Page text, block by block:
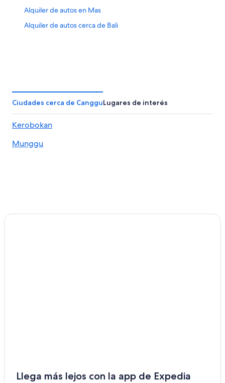
Alquiler de autos en Mas
Alquiler de autos cerca de Bali
Ciudades cerca de CangguLugares de interés
Kerobokan
Munggu
Llega más lejos con la app de Expedia